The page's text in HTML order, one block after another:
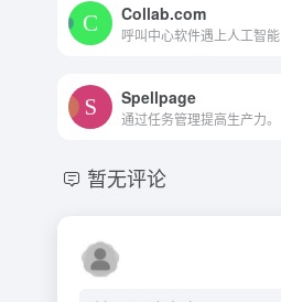
Collab.com
呼叫中心软件遇上人工智能
Spellpage
通过任务管理提高生产力。
暂无评论